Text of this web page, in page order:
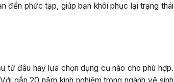
đến phức tạp, giúp bạn khôi phục lại trạng thái
từ đâu hay lựa chọn dụng cụ nào cho phù hợp.